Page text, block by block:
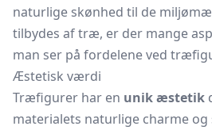
naturlige skønhed til de
tilbydes af træ, er der mange
man ser på fordelene ved
Æstetisk værdi
Træfigurer har en unik æstetik
materialets naturlige charme